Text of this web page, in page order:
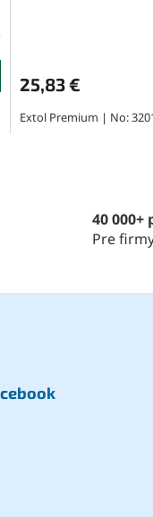
25,83 €
Extol Premium | No:
40
Pre